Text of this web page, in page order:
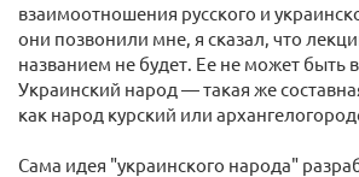
взаимоотношения русского и
они позвонили мне, я сказал, что
названием не будет. Ее не может быть
Украинский народ — такая же
как народ курский или
Сама идея "украинского народа"